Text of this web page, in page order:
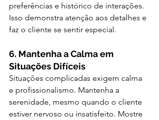
preferências e histórico de interações.
Isso demonstra atenção aos detalhes e
faz o cliente se sentir especial.
6. Mantenha a Calma em
Situações Difíceis
Situações complicadas exigem calma
e profissionalismo. Mantenha a
serenidade, mesmo quando o cliente
estiver nervoso ou insatisfeito. Mostre